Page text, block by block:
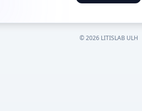
©2026LITISLAB ULH